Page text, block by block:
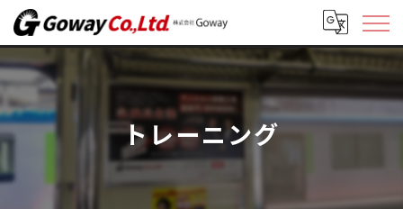
トレーニング